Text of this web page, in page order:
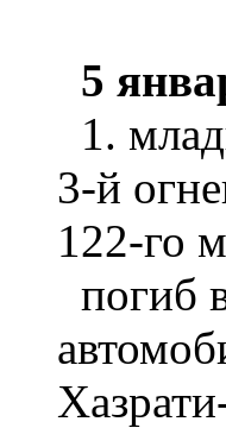
5
1.
3-й
122-го
погиб